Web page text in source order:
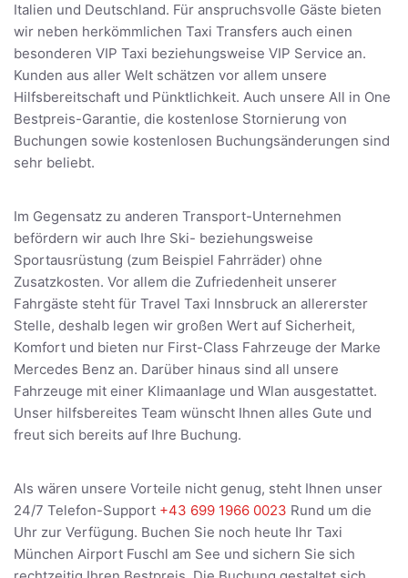
Italien und Deutschland. Für anspruchsvolle Gäste bieten
wir neben herkömmlichen Taxi Transfers auch einen
besonderen VIP Taxi beziehungsweise VIP Service an.
Kunden aus aller Welt schätzen vor allem unsere
Hilfsbereitschaft und Pünktlichkeit. Auch unsere All in One
Bestpreis-Garantie, die kostenlose Stornierung von
Buchungen sowie kostenlosen Buchungsänderungen sind
sehr beliebt.
Im Gegensatz zu anderen Transport-Unternehmen
befördern wir auch Ihre Ski- beziehungsweise
Sportausrüstung (zum Beispiel Fahrräder) ohne
Zusatzkosten. Vor allem die Zufriedenheit unserer
Fahrgäste steht für Travel Taxi Innsbruck an allererster
Stelle, deshalb legen wir großen Wert auf Sicherheit,
Komfort und bieten nur First-Class Fahrzeuge der Marke
Mercedes Benz an. Darüber hinaus sind all unsere
Fahrzeuge mit einer Klimaanlage und Wlan ausgestattet.
Unser hilfsbereites Team wünscht Ihnen alles Gute und
freut sich bereits auf Ihre Buchung.
Als wären unsere Vorteile nicht genug, steht Ihnen unser
24/7 Telefon-Support +43 699 1966 0023 Rund um die
Uhr zur Verfügung. Buchen Sie noch heute Ihr Taxi
München Airport Fuschl am See und sichern Sie sich